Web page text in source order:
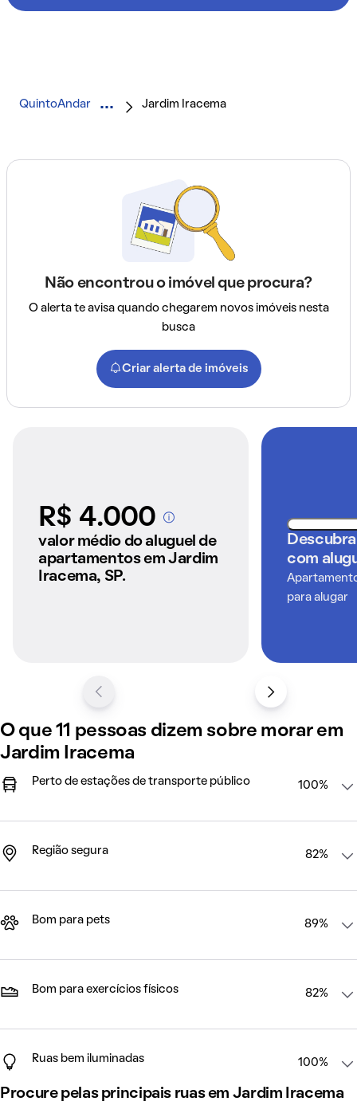
QuintoAndar Jardim Iracema
Não encontrou o imóvel que procura?
O alerta te avisa quando chegarem novos imóveis nesta
busca
Criar alerta de imóveis
R$ 4.000A partir dos imóveis
anunciados pelo
QuintoAndar
valor médio do aluguel de
apartamentos em Jardim
Iracema, SP.
com
para alugar
O que 11 pessoas dizem sobre morar em
Jardim Iracema
Perto de estações de transporte público 100%
Região segura 82%
Bom para pets 89%
Bom para exercícios físicos 82%
Ruas bem iluminadas 100%
Procure pelas principais ruas em Jardim Iracema